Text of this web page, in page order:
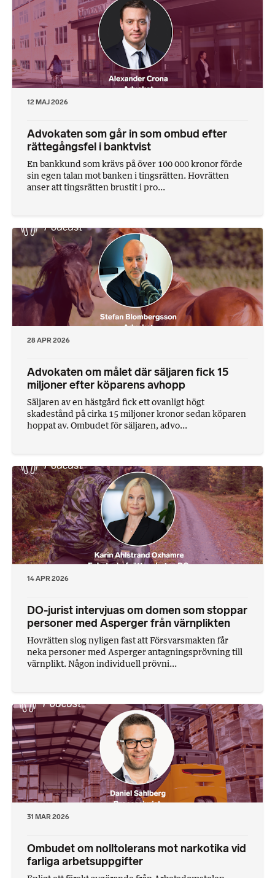
12 MAJ 2026
Advokaten som går in som ombud efter
rättegångsfel i banktvist
En bankkund som krävs på över 100 000 kronor förde
sin egen talan mot banken i tingsrätten. Hovrätten
anser att tingsrätten brustit i pro...
28 APR 2026
Advokaten om målet där säljaren fick 15
miljoner efter köparens avhopp
Säljaren av en hästgård fick ett ovanligt högt
skadestånd på cirka 15 miljoner kronor sedan köparen
hoppat av. Ombudet för säljaren, advo...
14 APR 2026
DO-jurist intervjuas om domen som stoppar
personer med Asperger från värnplikten
Hovrätten slog nyligen fast att Försvarsmakten får
neka personer med Asperger antagningsprövning till
värnplikt. Någon individuell prövni...
31 MAR 2026
Ombudet om nolltolerans mot narkotika vid
farliga arbetsuppgifter